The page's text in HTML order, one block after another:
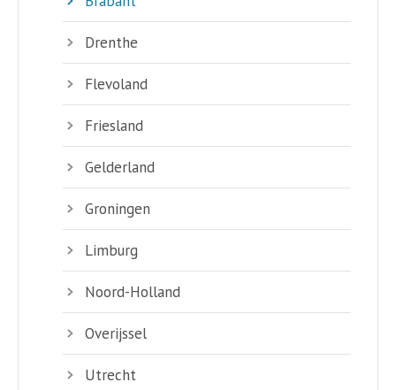
Drenthe
Flevoland
Friesland
Gelderland
Groningen
Limburg
Noord-Holland
Overijssel
Utrecht